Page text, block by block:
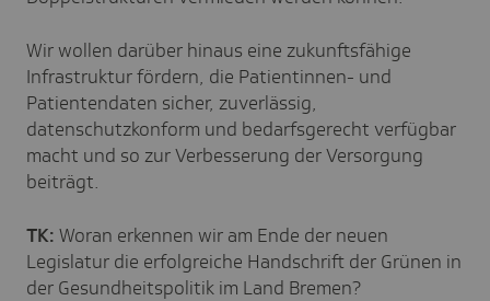
Wir wollen darüber hinaus eine zukunftsfähige
Infrastruktur fördern, die Patientinnen- und
Patientendaten sicher, zuverlässig,
datenschutzkonform und bedarfsgerecht verfügbar
macht und so zur Verbesserung der Versorgung
beiträgt.
TK: Woran erkennen wir am Ende der neuen
Legislatur die erfolgreiche Handschrift der Grünen in
der Gesundheitspolitik im Land Bremen?